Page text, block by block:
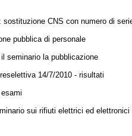
sostituzione CNS con numero di
pubblica di personale
seminario la pubblicazione
14/7/2010 - risultati
sui rifiuti elettrici ed elettronici